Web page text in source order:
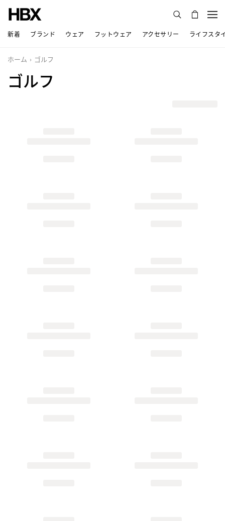
新着 ブランド ウェア フットウェア アクセサリー ライフスタ
ホーム ゴルフ
ゴルフ